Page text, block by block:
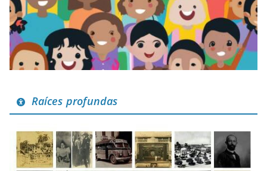
Raíces profundas